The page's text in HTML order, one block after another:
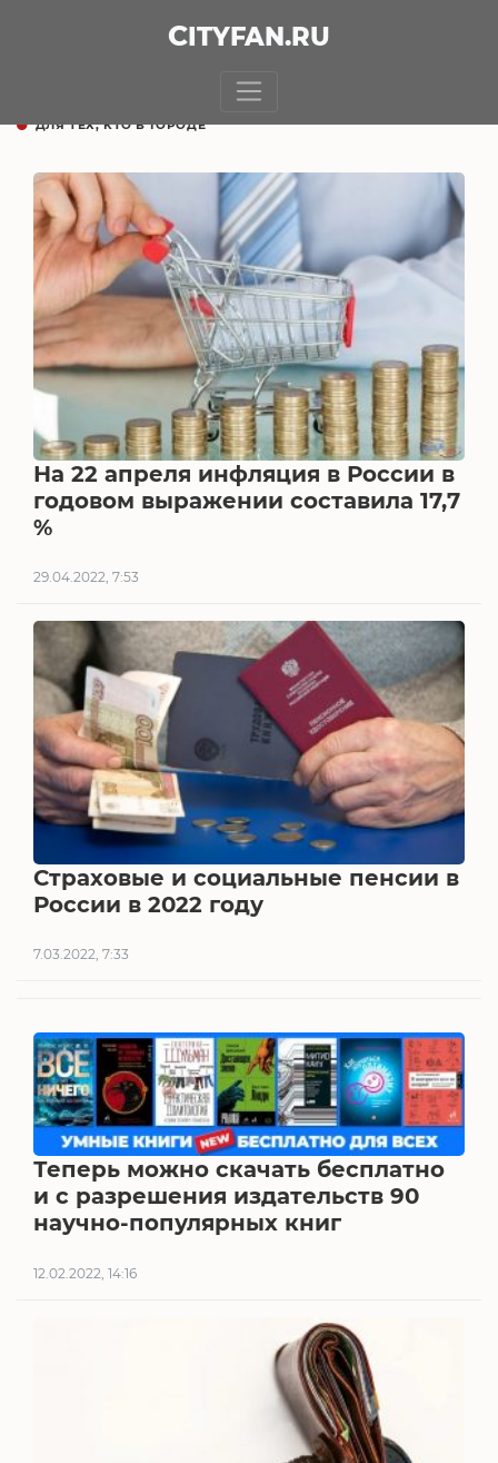
CITYFAN.RU
ДЛЯ ТЕХ, КТО В ГОРОДЕ
На 22 апреля инфляция в России в
годовом выражении составила 17,7
%
29.04.2022, 7:53
Страховые и социальные пенсии в
России в 2022 году
7.03.2022, 7:33
Теперь можно скачать бесплатно
и с разрешения издательств 90
научно-популярных книг
12.02.2022, 14:16